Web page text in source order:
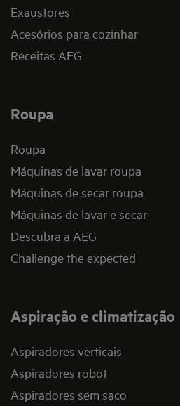
Exaustores
Acesórios para cozinhar
Receitas AEG
Roupa
Roupa
Máquinas de lavar roupa
Máquinas de secar roupa
Máquinas de lavar e secar
Descubra a AEG
Challenge the expected
Aspiração e climatização
Aspiradores verticais
Aspiradores robot
Aspiradores sem saco